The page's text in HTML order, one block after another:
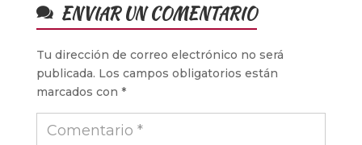
ENVIAR UN COMENTARIO
Tu dirección de correo electrónico no será
publicada. Los campos obligatorios están
marcados con *